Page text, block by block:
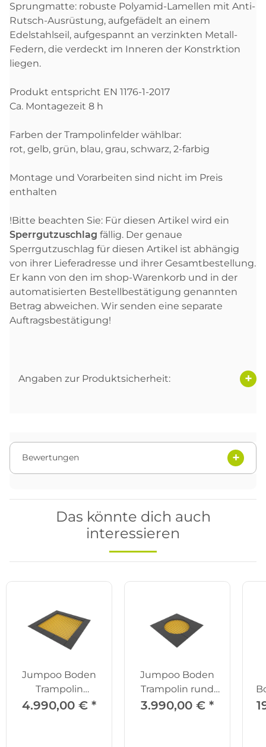
Sprungmatte: robuste Polyamid-Lamellen mit Anti-
Rutsch-Ausrüstung, aufgefädelt an einem
Edelstahlseil, aufgespannt an verzinkten Metall-
Federn, die verdeckt im Inneren der Konstrktion
liegen.
Produkt entspricht EN 1176-1-2017
Ca. Montagezeit 8 h
Farben der Trampolinfelder wählbar:
rot, gelb, grün, blau, grau, schwarz, 2-farbig
Montage und Vorarbeiten sind nicht im Preis
enthalten
!Bitte beachten Sie: Für diesen Artikel wird ein
Sperrgutzuschlag fällig. Der genaue
Sperrgutzuschlag für diesen Artikel ist abhängig
von ihrer Lieferadresse und ihrer Gesamtbestellung.
Er kann von den im shop-Warenkorb und in der
automatisierten Bestellbestätigung genannten
Betrag abweichen. Wir senden eine separate
Auftragsbestätigung!
Angaben zur Produktsicherheit:
Bewertungen
Das könnte dich auch
interessieren
Jumpoo Boden
Trampolin
quadratisch 200
4.990,00 € *
Jumpoo Boden
Trampolin rund
150
3.990,00 € *